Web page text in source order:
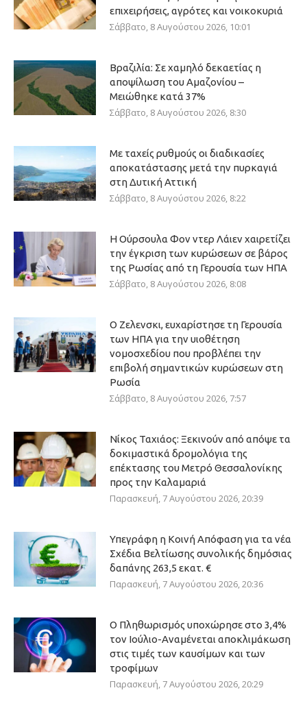
επιχειρήσεις, αγρότες και νοικοκυριά
Σάββατο, 8 Αυγούστου 2026, 10:01
Βραζιλία: Σε χαμηλό δεκαετίας η
αποψίλωση του Αμαζονίου –
Μειώθηκε κατά 37%
Σάββατο, 8 Αυγούστου 2026, 8:30
Με ταχείς ρυθμούς οι διαδικασίες
αποκατάστασης μετά την πυρκαγιά
στη Δυτική Αττική
Σάββατο, 8 Αυγούστου 2026, 8:22
Η Ούρσουλα Φον ντερ Λάιεν χαιρετίζει
την έγκριση των κυρώσεων σε βάρος
της Ρωσίας από τη Γερουσία των ΗΠΑ
Σάββατο, 8 Αυγούστου 2026, 8:08
Ο Ζελενσκι, ευχαρίστησε τη Γερουσία
των ΗΠΑ για την υιοθέτηση
νομοσχεδίου που προβλέπει την
επιβολή σημαντικών κυρώσεων στη
Ρωσία
Σάββατο, 8 Αυγούστου 2026, 7:57
Νίκος Ταχιάος: Ξεκινούν από απόψε τα
δοκιμαστικά δρομολόγια της
επέκτασης του Μετρό Θεσσαλονίκης
προς την Καλαμαριά
Παρασκευή, 7 Αυγούστου 2026, 20:39
Υπεγράφη η Κοινή Απόφαση για τα νέα
Σχέδια Βελτίωσης συνολικής δημόσιας
δαπάνης 263,5 εκατ. €
Παρασκευή, 7 Αυγούστου 2026, 20:36
Ο Πληθωρισμός υποχώρησε στο 3,4%
τον Ιούλιο-Αναμένεται αποκλιμάκωση
στις τιμές των καυσίμων και των
τροφίμων
Παρασκευή, 7 Αυγούστου 2026, 20:29